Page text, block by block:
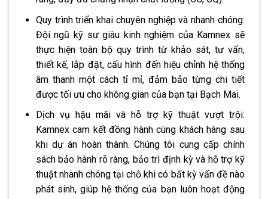
Quy trình triển khai chuyên nghiệp và nhanh chóng:
Đội ngũ kỹ sư giàu kinh nghiệm của Kamnex sẽ
thực hiện toàn bộ quy trình từ khảo sát, tư vấn,
thiết kế, lắp đặt, cấu hình đến hiệu chỉnh hệ thống
âm thanh một cách tỉ mỉ, đảm bảo từng chi tiết
được tối ưu cho không gian của bạn tại Bạch Mai.
Dịch vụ hậu mãi và hỗ trợ kỹ thuật vượt trội:
Kamnex cam kết đồng hành cùng khách hàng sau
khi dự án hoàn thành. Chúng tôi cung cấp chính
sách bảo hành rõ ràng, bảo trì định kỳ và hỗ trợ kỹ
thuật nhanh chóng tại chỗ khi có bất kỳ vấn đề nào
phát sinh, giúp hệ thống của bạn luôn hoạt động